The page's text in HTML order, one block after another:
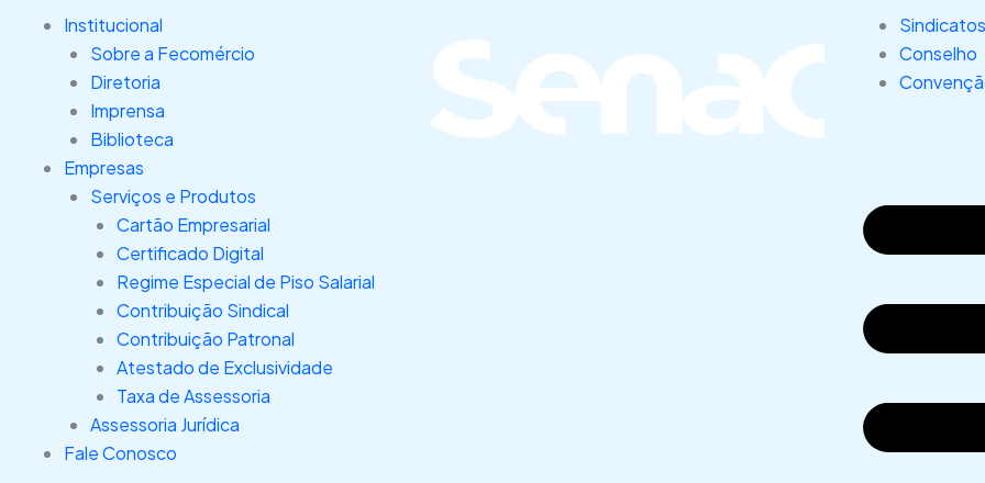
Institucional
Sobre a Fecomércio
Diretoria
Imprensa
Biblioteca
Empresas
Serviços e Produtos
Cartão Empresarial
Certificado Digital
Regime Especial de Piso Salarial
Contribuição Sindical
Contribuição Patronal
Atestado de Exclusividade
Taxa de Assessoria
Assessoria Jurídica
Fale Conosco
Sindicatos
Conselho